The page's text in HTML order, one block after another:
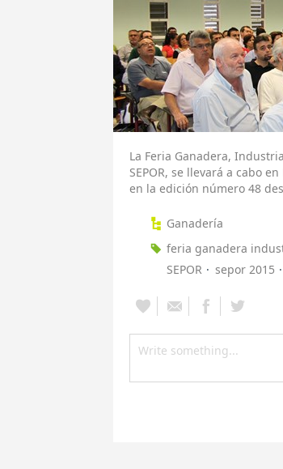
La Feria Ganadera,
SEPOR, se llevará a cabo
en la edición número 48
Ganadería
feria ganadera
SEPOR
sepor 2015